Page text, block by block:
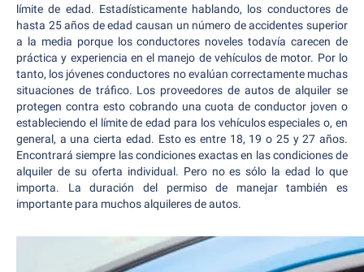
límite de edad. Estadísticamente hablando, los conductores de
hasta 25 años de edad causan un número de accidentes superior
a la media porque los conductores noveles todavía carecen de
práctica y experiencia en el manejo de vehículos de motor. Por lo
tanto, los jóvenes conductores no evalúan correctamente muchas
situaciones de tráfico. Los proveedores de autos de alquiler se
protegen contra esto cobrando una cuota de conductor joven o
estableciendo el límite de edad para los vehículos especiales o, en
general, a una cierta edad. Esto es entre 18, 19 o 25 y 27 años.
Encontrará siempre las condiciones exactas en las condiciones de
alquiler de su oferta individual. Pero no es sólo la edad lo que
importa. La duración del permiso de manejar también es
importante para muchos alquileres de autos.